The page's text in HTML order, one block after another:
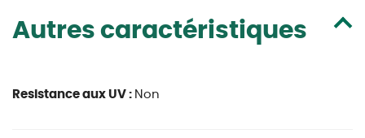
Autres caractéristiques
Resistance aux UV : Non